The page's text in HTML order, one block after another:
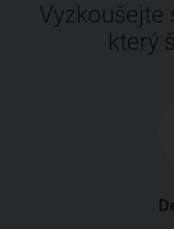
Vyzkoušejte
který